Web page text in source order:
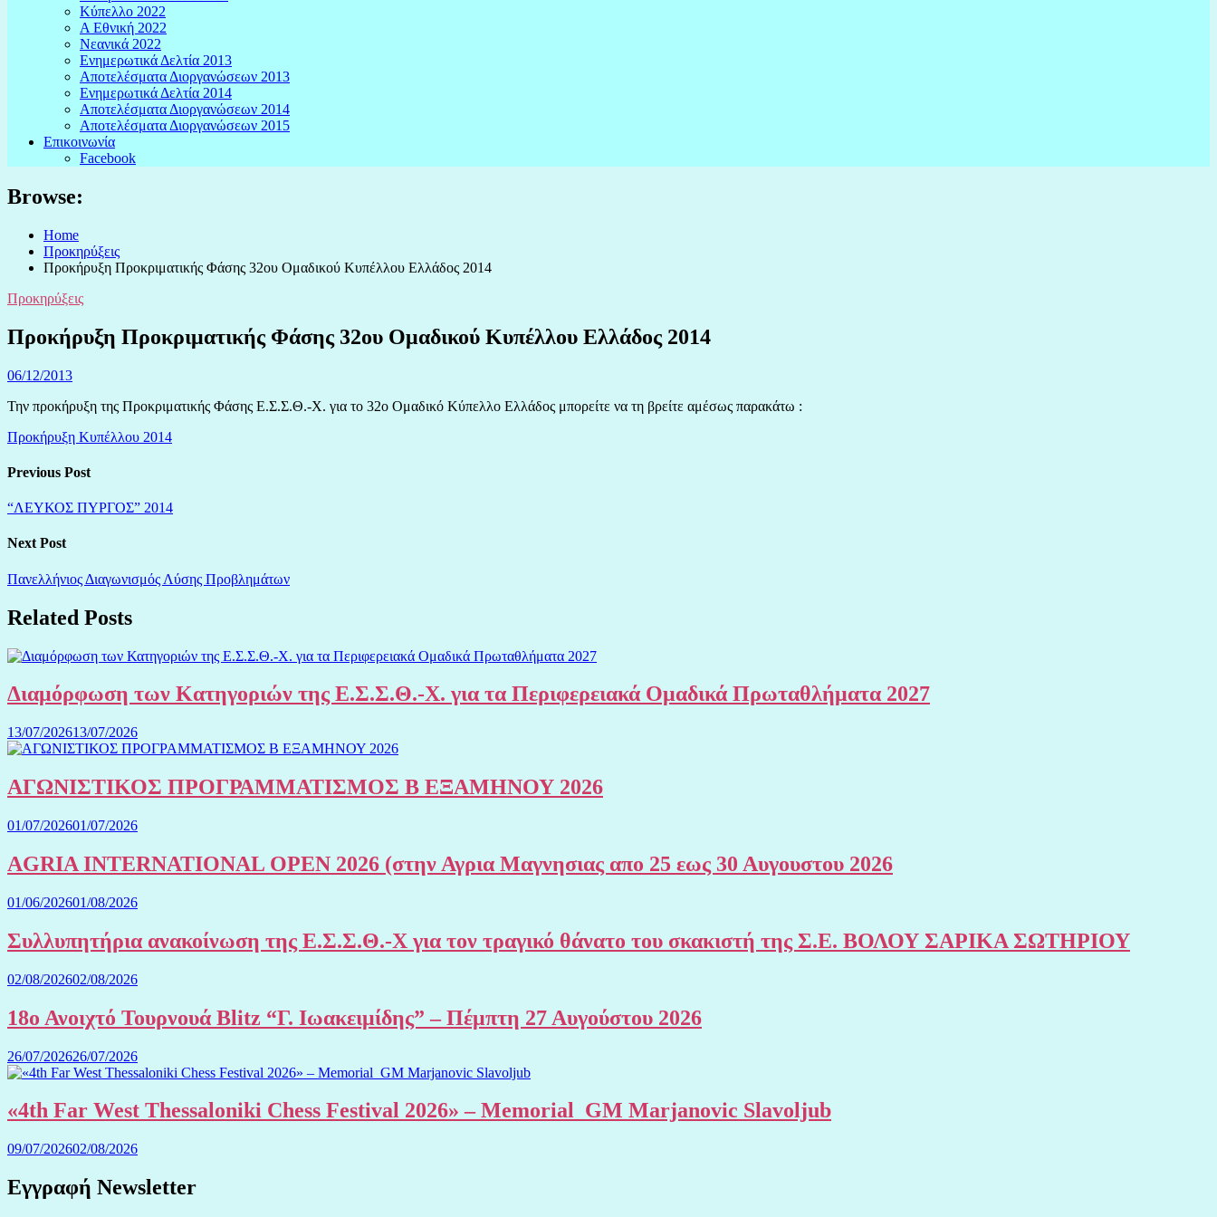
Κύπελλο 2022
Α Εθνική 2022
Νεανικά 2022
Ενημερωτικά Δελτία 2013
Αποτελέσματα Διοργανώσεων 2013
Ενημερωτικά Δελτία 2014
Αποτελέσματα Διοργανώσεων 2014
Αποτελέσματα Διοργανώσεων 2015
Επικοινωνία
Facebook
Browse:
Home
Προκηρύξεις
Προκήρυξη Προκριματικής Φάσης 32ου Ομαδικού Κυπέλλου Ελλάδος 2014
Προκηρύξεις
Προκήρυξη Προκριματικής Φάσης 32ου Ομαδικού Κυπέλλου Ελλάδος 2014
06/12/2013
Την προκήρυξη της Προκριματικής Φάσης Ε.Σ.Σ.Θ.-Χ. για το 32ο Ομαδικό Κύπελλο Ελλάδος μπορείτε να τη βρείτε αμέσως παρακάτω :
Προκήρυξη Κυπέλλου 2014
Previous Post
“ΛΕΥΚΟΣ ΠΥΡΓΟΣ” 2014
Next Post
Πανελλήνιος Διαγωνισμός Λύσης Προβλημάτων
Related Posts
Διαμόρφωση των Κατηγοριών της Ε.Σ.Σ.Θ.-Χ. για τα Περιφερειακά Ομαδικά Πρωταθλήματα 2027
13/07/202613/07/2026
ΑΓΩΝΙΣΤΙΚΟΣ ΠΡΟΓΡΑΜΜΑΤΙΣΜΟΣ Β ΕΞΑΜΗΝΟΥ 2026
01/07/202601/07/2026
AGRIA INTERNATIONAL OPEN 2026 (στην Αγρια Μαγνησιας απο 25 εως 30 Αυγουστου 2026
01/06/202601/08/2026
Συλλυπητήρια ανακοίνωση της Ε.Σ.Σ.Θ.-Χ για τον τραγικό θάνατο του σκακιστή της Σ.Ε. ΒΟΛΟΥ ΣΑΡΙΚΑ ΣΩΤΗΡΙΟΥ
02/08/202602/08/2026
18ο Ανοιχτό Τουρνουά Blitz “Γ. Ιωακειμίδης” – Πέμπτη 27 Αυγούστου 2026
26/07/202626/07/2026
«4th Far West Thessaloniki Chess Festival 2026» – Memorial GM Marjanovic Slavoljub
09/07/202602/08/2026
Εγγραφή Newsletter